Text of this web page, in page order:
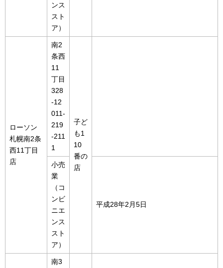
ンス
スト
ア）
ローソン
札幌南2条
西11丁目
店
南2
条西
11
丁目
328
-12
011-
219
-211
1
子ど
も1
10
番の
店
小売
業
（コ
ンビ
ニエ
ンス
スト
ア）
平成28年2月5日
南3